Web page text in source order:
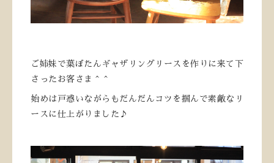
ご姉妹で葉ぼたんギャザリングリースを作りに来て下
さったお客さま＾＾
始めは戸惑いながらもだんだんコツを掴んで素敵なリ
ースに仕上がりました♪